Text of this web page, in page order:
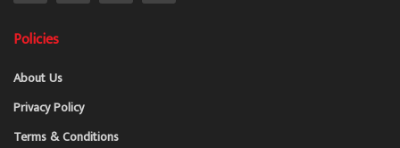
Policies
About Us
Privacy Policy
Terms & Conditions